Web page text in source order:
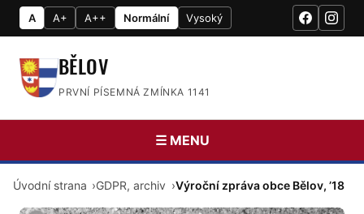
A A+ A++ Normální Vysoký
BĚLOV
PRVNÍ PÍSEMNÁ ZMÍNKA 1141
☰ MENU
Úvodní strana GDPR, archiv Výroční zpráva obce Bělov, ’18